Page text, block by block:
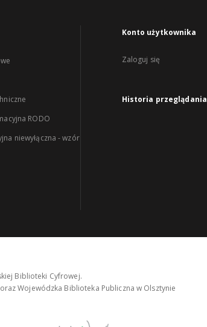
RODO
niewyłączna - wzór
Konto użytkownika
Zaloguj się
Historia przeglądania
Biblioteki Cyfrowej.
Wojewódzka Biblioteka Publiczna w Olsztynie